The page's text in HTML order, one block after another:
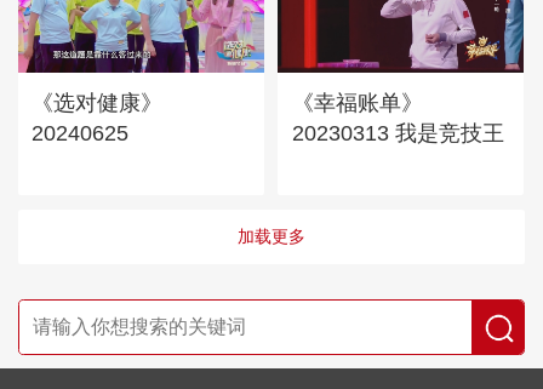
《选对健康》
20240625
《幸福账单》
20230313 我是竞技王
加载更多